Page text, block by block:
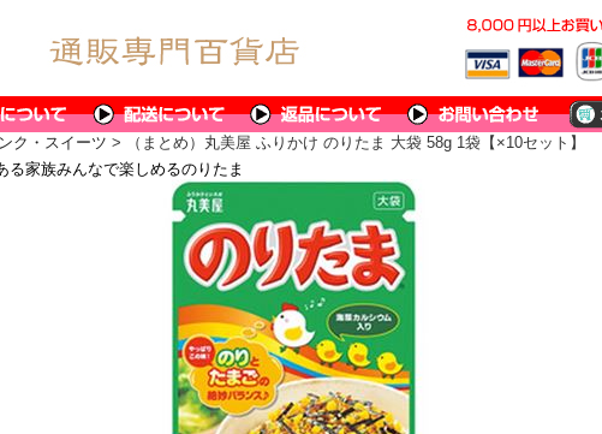
ク・スイーツ > （まとめ）丸美屋 ふりかけ のりたま 大袋 58g 1袋【×10セット】
る家族みんなで楽しめるのりたま